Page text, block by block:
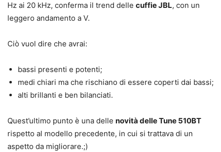
Hz ai 20 kHz, conferma il trend delle cuffie JBL, con un
leggero andamento a V.
Ciò vuol dire che avrai:
bassi presenti e potenti;
medi chiari ma che rischiano di essere coperti dai bassi;
alti brillanti e ben bilanciati.
Quest’ultimo punto è una delle novità delle Tune 510BT
rispetto al modello precedente, in cui si trattava di un
aspetto da migliorare.;)